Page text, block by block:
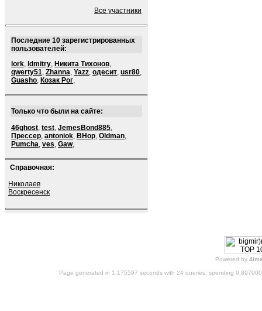
Все участники
Последние 10 зарегистрированных
пользователей:
lork, ldmitry, Никита Тихонов,
qwerty51, Zhanna, Yazz, одесит, usr80,
Guasho, Козак Рог,
Только что были на сайте:
46ghost, test, JemesBond885,
Прессер, antoniok, BHop, Oldman,
Pumcha, ves, Gaw,
Справочная:
Николаев
Воскресенск
Powered by
Page generated in 1.175597 seconds with 24 queries, spending